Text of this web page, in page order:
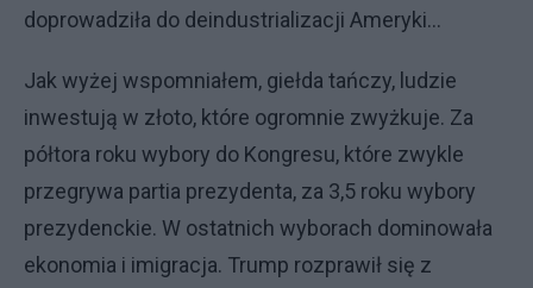
doprowadziła do deindustrializacji Ameryki…
Jak wyżej wspomniałem, giełda tańczy, ludzie
inwestują w złoto, które ogromnie zwyżkuje. Za
półtora roku wybory do Kongresu, które zwykle
przegrywa partia prezydenta, za 3,5 roku wybory
prezydenckie. W ostatnich wyborach dominowała
ekonomia i imigracja. Trump rozprawił się z